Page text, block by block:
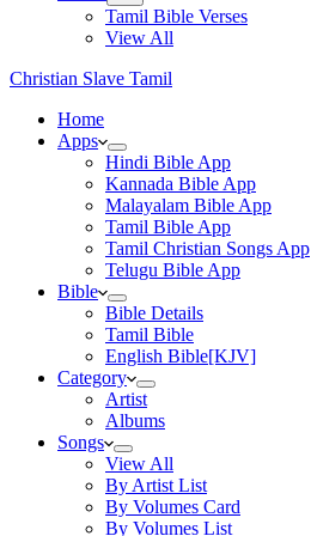
Tamil Bible Verses
View All
Christian Slave Tamil
Home
Apps
Hindi Bible App
Kannada Bible App
Malayalam Bible App
Tamil Bible App
Tamil Christian Songs App
Telugu Bible App
Bible
Bible Details
Tamil Bible
English Bible[KJV]
Category
Artist
Albums
Songs
View All
By Artist List
By Volumes Card
By Volumes List